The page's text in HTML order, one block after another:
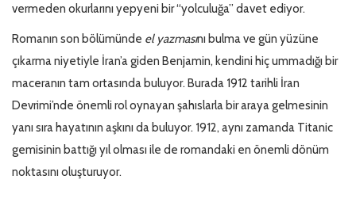
vermeden okurlarını yepyeni bir “yolculuğa” davet ediyor.
Romanın son bölümünde el yazmasını bulma ve gün yüzüne
çıkarma niyetiyle İran’a giden Benjamin, kendini hiç ummadığı bir
maceranın tam ortasında buluyor. Burada 1912 tarihli İran
Devrimi’nde önemli rol oynayan şahıslarla bir araya gelmesinin
yanı sıra hayatının aşkını da buluyor. 1912, aynı zamanda Titanic
gemisinin battığı yıl olması ile de romandaki en önemli dönüm
noktasını oluşturuyor.